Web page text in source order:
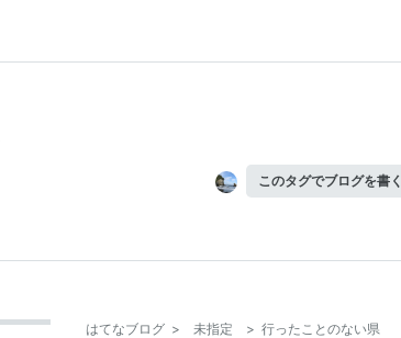
このタグでブログを書く
はてなブログ > 未指定 > 行ったことのない県